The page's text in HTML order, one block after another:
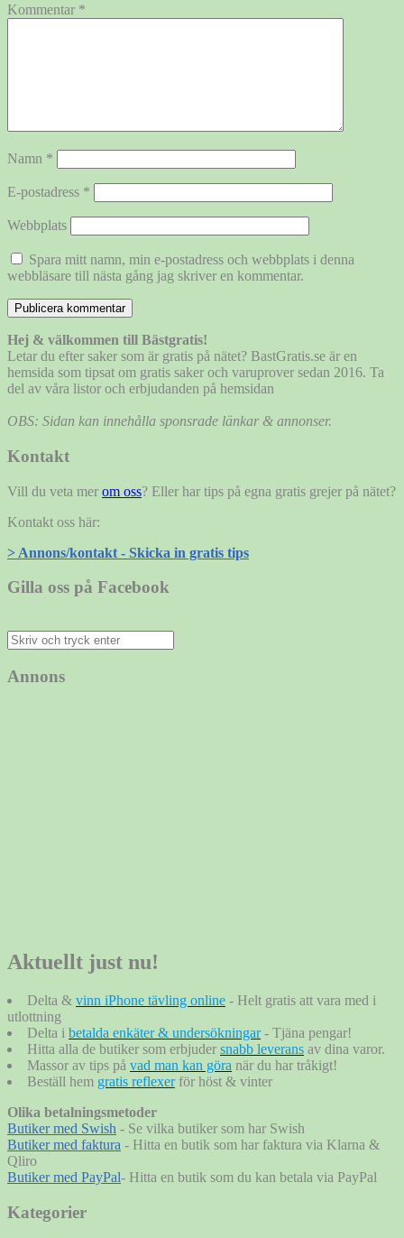
Kommentar *
Namn *
E-postadress *
Webbplats
Spara mitt namn, min e-postadress och webbplats i denna
webbläsare till nästa gång jag skriver en kommentar.
Hej & välkommen till Bästgratis!
Letar du efter saker som är gratis på nätet? BastGratis.se är en
hemsida som tipsat om gratis saker och varuprover sedan 2016. Ta
del av våra listor och erbjudanden på hemsidan
OBS: Sidan kan innehålla sponsrade länkar & annonser.
Kontakt
Vill du veta mer om oss? Eller har tips på egna gratis grejer på nätet?
Kontakt oss här:
> Annons/kontakt - Skicka in gratis tips
Gilla oss på Facebook
Sök
efter:
Annons
Aktuellt just nu!
Delta & vinn iPhone tävling online - Helt gratis att vara med i
utlottning
Delta i betalda enkäter & undersökningar - Tjäna pengar!
Hitta alla de butiker som erbjuder snabb leverans av dina varor.
Massor av tips på vad man kan göra när du har tråkigt!
Beställ hem gratis reflexerför höst & vinter
Olika betalningsmetoder
Butiker med Swish - Se vilka butiker som har Swish
Butiker med faktura - Hitta en butik som har faktura via Klarna &
Qliro
Butiker med PayPal- Hitta en butik som du kan betala via PayPal
Kategorier